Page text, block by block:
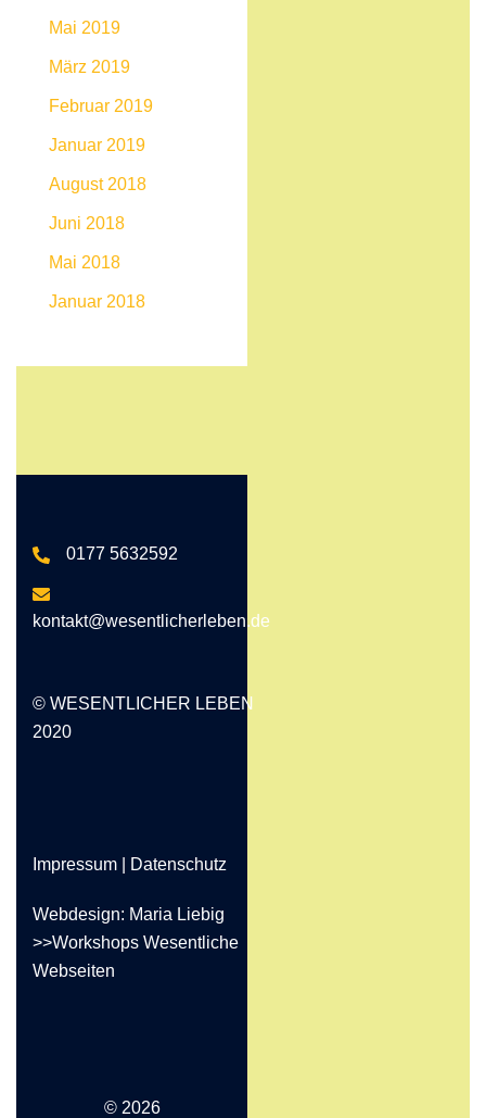
Mai 2019
März 2019
Februar 2019
Januar 2019
August 2018
Juni 2018
Mai 2018
Januar 2018
0177 5632592
kontakt@wesentlicherleben.de
© WESENTLICHER LEBEN
2020
Impressum Datenschutz
Webdesign: Maria Liebig
>>Workshops Wesentliche
Webseiten
© 2026